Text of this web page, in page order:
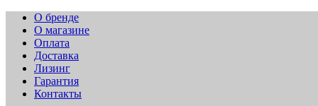
О бренде
О магазине
Оплата
Доставка
Лизинг
Гарантия
Контакты